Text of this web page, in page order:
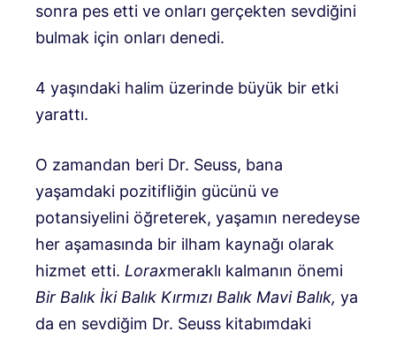
sonra pes etti ve onları gerçekten sevdiğini
bulmak için onları denedi.
4 yaşındaki halim üzerinde büyük bir etki
yarattı.
O zamandan beri Dr. Seuss, bana
yaşamdaki pozitifliğin gücünü ve
potansiyelini öğreterek, yaşamın neredeyse
her aşamasında bir ilham kaynağı olarak
hizmet etti. Loraxmeraklı kalmanın önemi
Bir Balık İki Balık Kırmızı Balık Mavi Balık, ya
da en sevdiğim Dr. Seuss kitabımdaki